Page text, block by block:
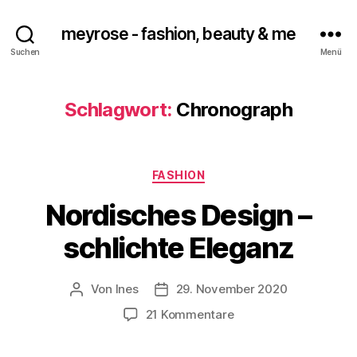
Suchen
meyrose - fashion, beauty & me
Menü
Schlagwort: Chronograph
Kategorien
FASHION
Nordisches Design –
schlichte Eleganz
Beitragsautor
Von Ines Veröffentlichungsdatum
29. November 2020
21 Kommentarezu